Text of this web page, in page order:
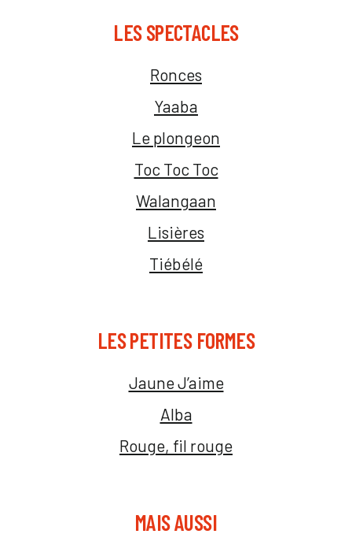
LES SPECTACLES
Ronces
Yaaba
Le plongeon
Toc Toc Toc
Walangaan
Lisières
Tiébélé
LES PETITES FORMES
Jaune J’aime
Alba
Rouge, fil rouge
MAIS AUSSI